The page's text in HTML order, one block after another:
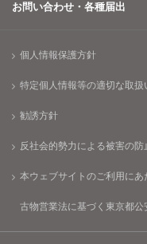
お問い合わせ・各種届出
個人情報保護方針
特定個人情報等の適切な取
勧誘方針
反社会的勢力による被害の
本ウェブサイトのご利用にあ
古物営業法に基づく東京都